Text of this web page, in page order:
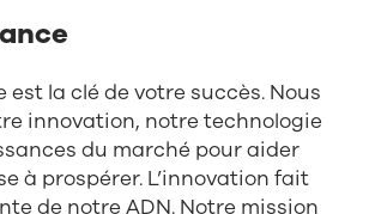
est la clé de votre succès. Nous
innovation, notre technologie
du marché pour aider
à prospérer. L’innovation fait
de notre ADN. Notre mission